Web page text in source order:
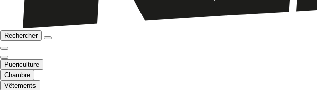
Rechercher
Puericulture
Chambre
Vêtements